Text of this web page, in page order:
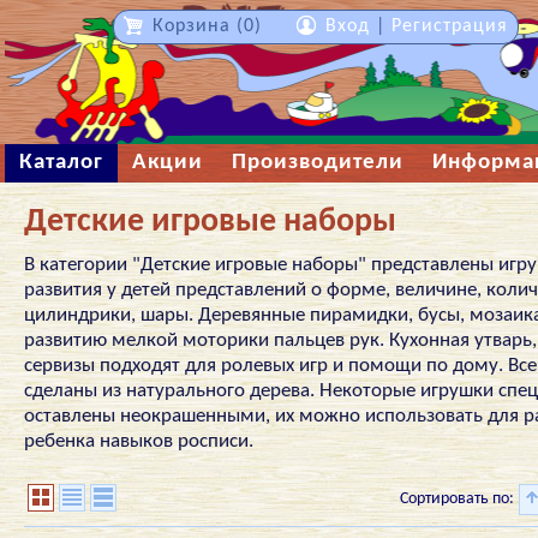
Каталог Акции Производители
Детские игровые наборы
В категории "Детские игровые наборы" представлены
развития у детей представлений о форме, величине,
цилиндрики, шары. Деревянные пирамидки, бусы,
развитию мелкой моторики пальцев рук. Кухонная
сервизы подходят для ролевых игр и помощи по дому.
сделаны из натурального дерева. Некоторые игрушки
оставлены неокрашенными, их можно использовать для
ребенка навыков росписи.
Сортировать по:
Корзина (0) Вход Регистрация